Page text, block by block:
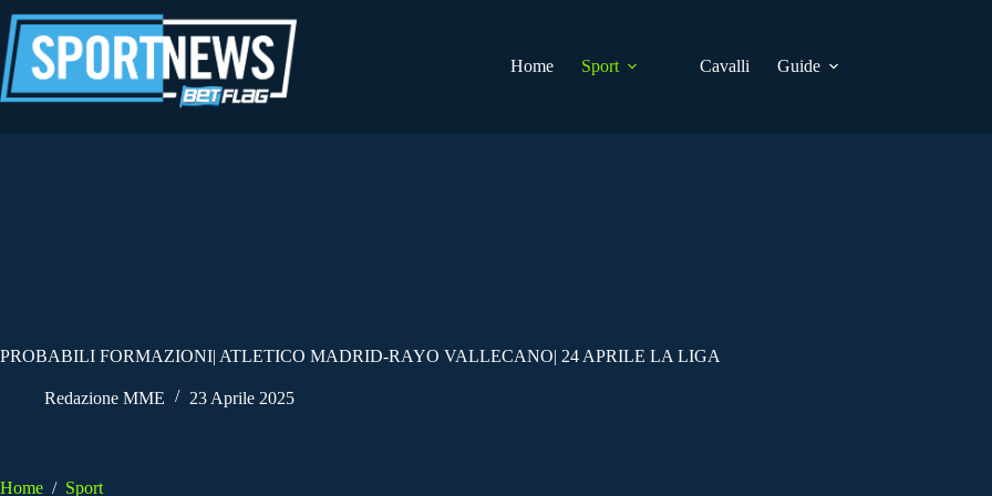
al
contenuto
Home
Sport Cavalli Guide
PROBABILI FORMAZIONI| ATLETICO MADRID-RAYO VALLECANO| 24 APRILE LA LIGA
Redazione MME 23 Aprile 2025
Home / Sport